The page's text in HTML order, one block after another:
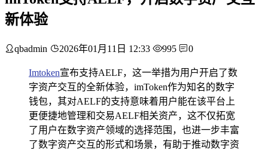
新体验
qbadmin 2026年01月11日 12:33 995 0
Imtoken宣布支持AELF，这一举措为用户开启了数
字资产交互的全新体验，imToken作为知名的数字
钱包，其对AELF的支持意味着用户能在该平台上
更便捷地管理和交易AELF相关资产，这不仅拓宽
了用户在数字资产领域的选择范围，也进一步丰富
了数字资产交互的形式和场景，有助于推动数字资